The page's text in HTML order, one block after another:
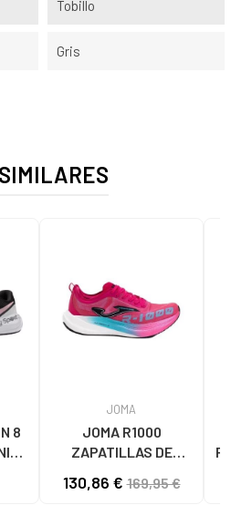
Tobillo
Gris
8
JOMA
JOMA R1000
ZAPATILLAS DE
ROSA UNISEX
130,86 €169,95 €